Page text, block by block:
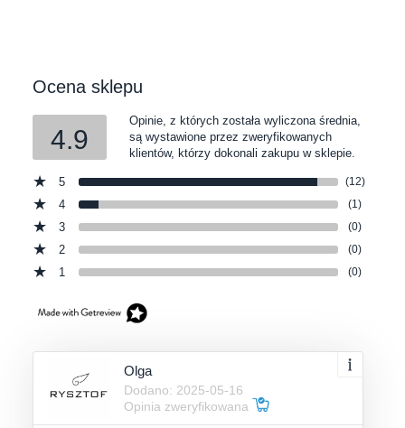
Ocena sklepu
4.9
Opinie, z których została wyliczona średnia,
są wystawione przez zweryfikowanych
klientów, którzy dokonali zakupu w sklepie.
5 (12)
4 (1)
3 (0)
2 (0)
1 (0)
Olga
Dodano: 2025-05-16
Opinia zweryfikowana